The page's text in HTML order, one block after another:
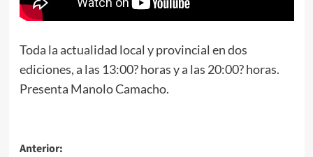
Toda la actualidad local y provincial en dos
ediciones, a las 13:00? horas y a las 20:00? horas.
Presenta Manolo Camacho.
Anterior: